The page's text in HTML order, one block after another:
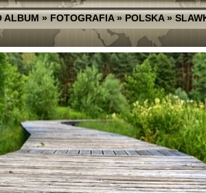
ALBUM»FOTOGRAFIA»POLSKA»